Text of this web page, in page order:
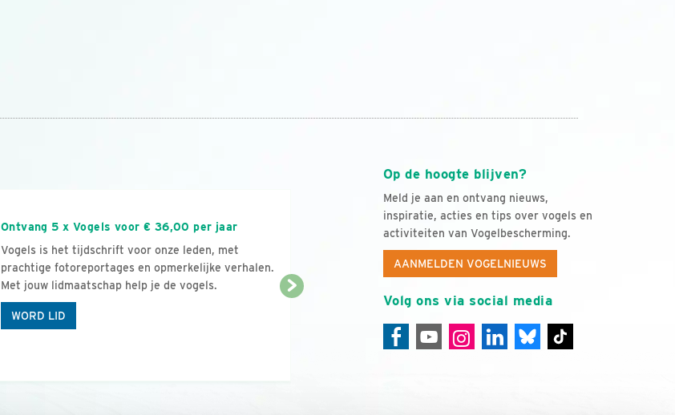
Op de hoogte blijven?
Meld je aan en ontvang nieuws,
inspiratie, acties en tips over vogels en
activiteiten van Vogelbescherming.
AANMELDEN VOGELNIEUWS
Volg ons via social media
Ontvang 5 x Vogels voor € 36,00 per jaar
Vogels is het tijdschrift voor onze leden, met
prachtige fotoreportages en opmerkelijke verhalen.
Met jouw lidmaatschap help je de vogels.
WORD LID